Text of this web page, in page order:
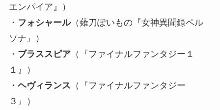
エンパイア』）
・ フォシャール（薙刀ぽいもの『女神異聞録ペル
ソナ』）
・ ブラススピア（『ファイナルファンタジー１
１』）
・ ヘヴィランス （『ファイナルファンタジー
３』）